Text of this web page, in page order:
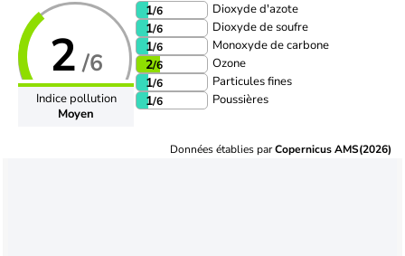
2 /6
Indice pollution
Moyen
1/6 Dioxyde d'azote
1/6 Dioxyde de soufre
1/6 Monoxyde de carbone
2/6 Ozone
1/6 Particules fines
1/6 Poussières
Données établies parCopernicus AMS(2026)